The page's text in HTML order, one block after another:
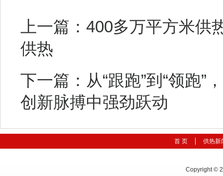
上一篇： 400多万平方米供
供热
下一篇： 从“跟跑”到“领跑
创新脉搏中强劲跃动
首 页 供热新
Copyright ©